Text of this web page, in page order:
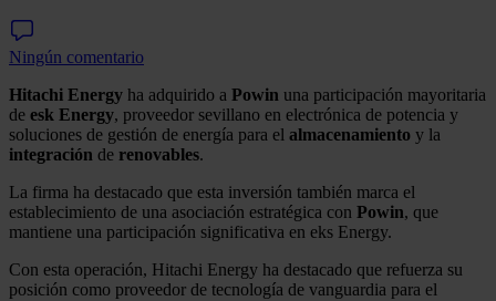
Ningún comentario
Hitachi Energy ha adquirido a Powin una participación mayoritaria
de esk Energy, proveedor sevillano en electrónica de potencia y
soluciones de gestión de energía para el almacenamiento y la
integración de renovables.
La firma ha destacado que esta inversión también marca el
establecimiento de una asociación estratégica con Powin, que
mantiene una participación significativa en eks Energy.
Con esta operación, Hitachi Energy ha destacado que refuerza su
posición como proveedor de tecnología de vanguardia para el